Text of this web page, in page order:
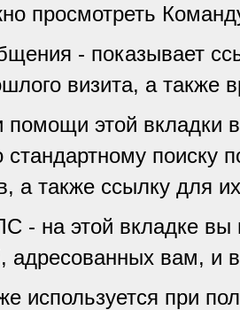
просмотреть
- показывает
визита, а также
помощи этой вкладки
стандартному поиску
а также ссылку для
- на этой вкладке
адресованных вам, и
используется при